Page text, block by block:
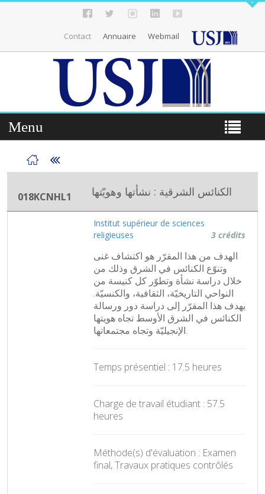
Contact Annuaire Webmail
Menu
018KCNHL1 الكنائس الشرقية : نشأتها وهويّتها
Institut supérieur de sciences
religieuses
3 crédits
الهدف من هذا المقرّر هو اكتشاف غنى
وتنوّع الكنائس في الشرق وذلك من
خلال دراسة نشأة وتطوّر كل كنيسة من
النواحي التاريخيّة، الثقافية، والكنسيّة.
يهدف هذا المقرّر إلى دراسة دور ورسالة
الكنائس في الشرق الأوسط تجاه هويتها
الإنجيليّة وتجاه مجتمعاتها.
Temps présentiel : 17.5 heures
Charge de travail étudiant : 57.5
heures
Méthode(s) d'évaluation : Examen
final, Travaux pratiques contrôlés